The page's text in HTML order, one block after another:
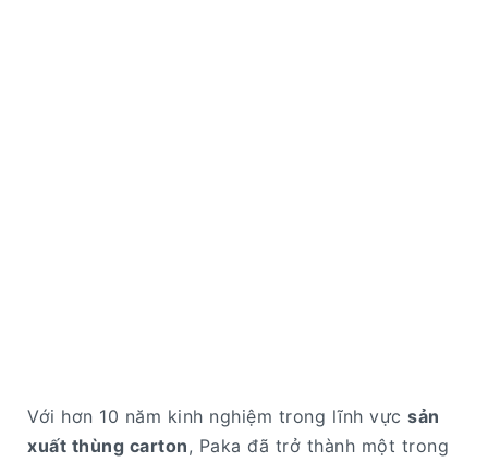
Với hơn 10 năm kinh nghiệm trong lĩnh vực sản
xuất thùng carton, Paka đã trở thành một trong